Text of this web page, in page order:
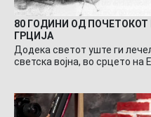
80 ГОДИНИ ОД ПОЧЕТОКОТ
ГРЦИЈА
Додека светот уште ги
светска војна, во срцето на